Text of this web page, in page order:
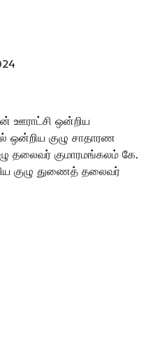
ஊராட்சி ஒன்றிய
ஒன்றிய குழு சாதாரண
தலைவர் குமாரமங்கலம் கே.
குழு துணைத் தலைவர்